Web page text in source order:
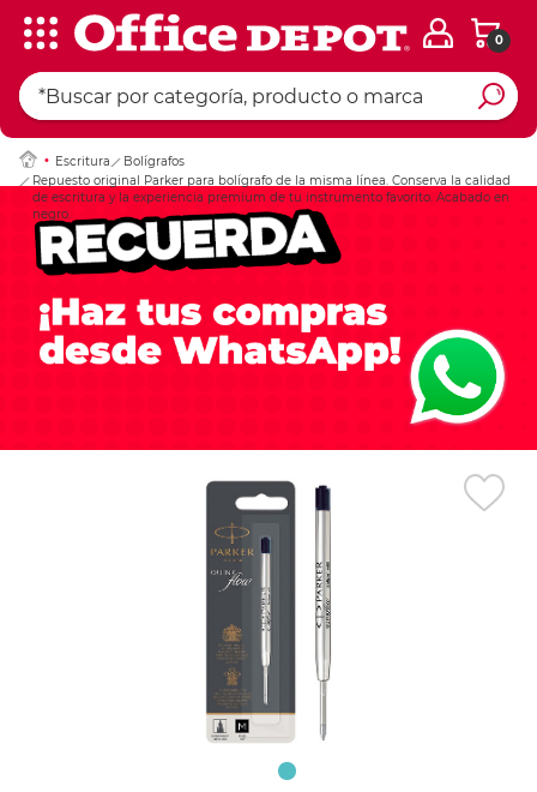
0
Escritura
Bolígrafos
Repuesto original Parker para bolígrafo de la misma línea. Conserva la calidad
de escritura y la experiencia premium de tu instrumento favorito. Acabado en
negro.
Ingresar Codigo